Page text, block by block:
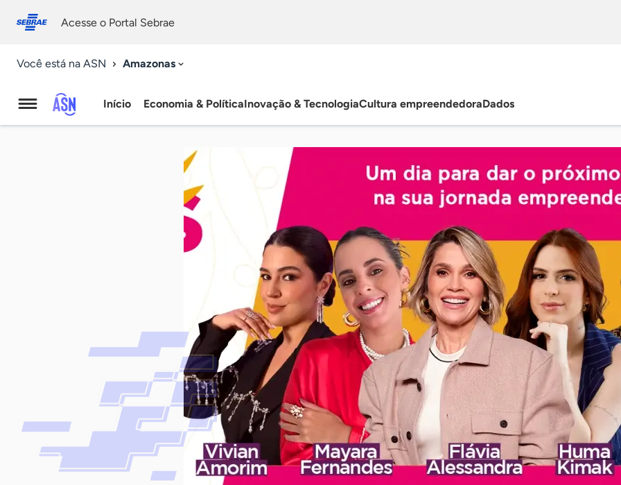
conosco
Acesse o Portal Sebrae
Você está na ASN Amazonas
Agência
Início Economia & PolíticaInovação & TecnologiaCultura empreendedoraDados